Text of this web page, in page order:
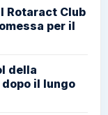
Rotaract Club
per il
della
il lungo